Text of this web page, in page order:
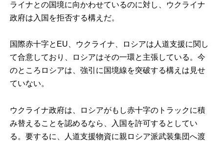
ライナとの国境に向かわせているのに対し、ウクライナ
政府は入国を拒否する構えだ。
国際赤十字とEU、ウクライナ、ロシアは人道支援に関し
て合意しており、ロシアはその一環と主張している。今
のところロシアは、強引に国境線を突破する構えは見せ
ていない。
ウクライナ政府は、ロシアがもし赤十字のトラックに積
み替えることを認めるなら、入国を許可するとしてい
る。要するに、人道支援物資に親ロシア派武装集団へ渡